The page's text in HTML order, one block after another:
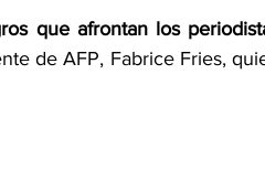
que afrontan los
de AFP, Fabrice Fries,